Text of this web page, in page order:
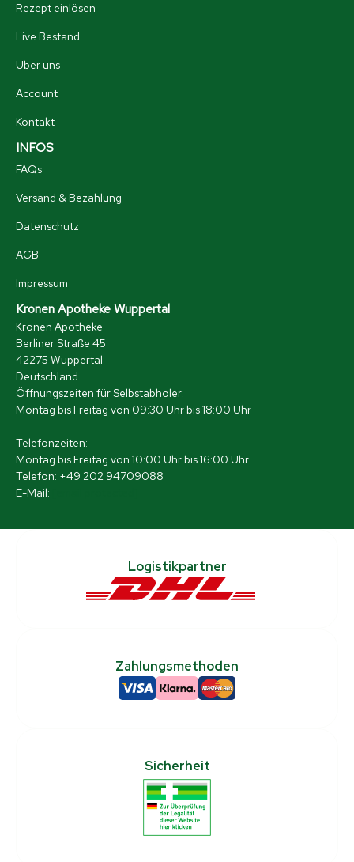
Rezept einlösen
Live Bestand
Über uns
Account
Kontakt
INFOS
FAQs
Versand & Bezahlung
Datenschutz
AGB
Impressum
Kronen Apotheke Wuppertal
Kronen Apotheke
Berliner Straße 45
42275 Wuppertal
Deutschland
Öffnungszeiten für Selbstabholer:
Montag bis Freitag von 09:30 Uhr bis 18:00 Uhr
Telefonzeiten:
Montag bis Freitag von 10:00 Uhr bis 16:00 Uhr
Telefon: +49 202 94709088
E-Mail:
Logistikpartner
Zahlungsmethoden
Sicherheit